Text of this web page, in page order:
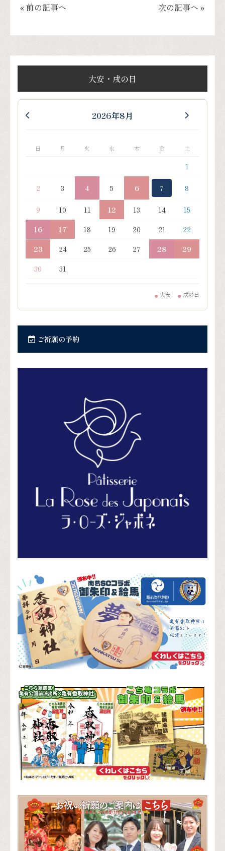
« 前の記事へ 次の記事へ »
大安・戌の日
2026年8月
日 月 火 水 木 金 土
1
2 3 4 5 6 7 8
9 10 11 12 13 14
15
16
17 18 19 20 21
22
23
24 25 26 27 28
29
30
31
● 大安 ● 戌の日
ご祈願の予約